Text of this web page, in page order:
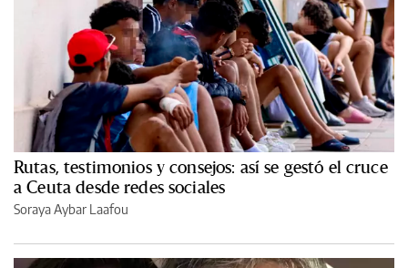
Rutas, testimonios y consejos: así se gestó el cruce
a Ceuta desde redes sociales
Soraya Aybar Laafou